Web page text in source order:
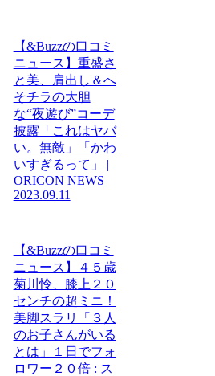
【&Buzzの口コミ
ニュース】重盛さ
と美、肩出し＆へ
そチラの大胆
な“夜遊び”コーデ
披露「これはヤバ
い。無敵」「かわ
いすぎるって」 |
ORICON NEWS
2023.09.11
【&Buzzの口コミ
ニュース】４５歳
菊川怜、膝上２０
センチの超ミニ！
美脚スラリ「３人
のお子さんがいる
とは」１日でフォ
ロワー２０倍 : ス